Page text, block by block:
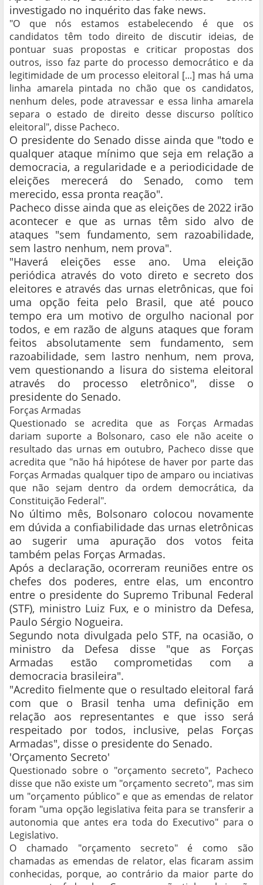
investigado no inquérito das fake news.
"O que nós estamos estabelecendo é que os
candidatos têm todo direito de discutir ideias, de
pontuar suas propostas e criticar propostas dos
outros, isso faz parte do processo democrático e da
legitimidade de um processo eleitoral [...] mas há uma
linha amarela pintada no chão que os candidatos,
nenhum deles, pode atravessar e essa linha amarela
separa o estado de direito desse discurso político
eleitoral", disse Pacheco.
O presidente do Senado disse ainda que "todo e
qualquer ataque mínimo que seja em relação a
democracia, a regularidade e a periodicidade de
eleições merecerá do Senado, como tem
merecido, essa pronta reação".
Pacheco disse ainda que as eleições de 2022 irão
acontecer e que as urnas têm sido alvo de
ataques "sem fundamento, sem razoabilidade,
sem lastro nenhum, nem prova".
"Haverá eleições esse ano. Uma eleição
periódica através do voto direto e secreto dos
eleitores e através das urnas eletrônicas, que foi
uma opção feita pelo Brasil, que até pouco
tempo era um motivo de orgulho nacional por
todos, e em razão de alguns ataques que foram
feitos absolutamente sem fundamento, sem
razoabilidade, sem lastro nenhum, nem prova,
vem questionando a lisura do sistema eleitoral
através do processo eletrônico", disse o
presidente do Senado.
Forças Armadas
Questionado se acredita que as Forças Armadas
dariam suporte a Bolsonaro, caso ele não aceite o
resultado das urnas em outubro, Pacheco disse que
acredita que "não há hipótese de haver por parte das
Forças Armadas qualquer tipo de amparo ou inciativas
que não sejam dentro da ordem democrática, da
Constituição Federal".
No último mês, Bolsonaro colocou novamente
em dúvida a confiabilidade das urnas eletrônicas
ao sugerir uma apuração dos votos feita
também pelas Forças Armadas.
Após a declaração, ocorreram reuniões entre os
chefes dos poderes, entre elas, um encontro
entre o presidente do Supremo Tribunal Federal
(STF), ministro Luiz Fux, e o ministro da Defesa,
Paulo Sérgio Nogueira.
Segundo nota divulgada pelo STF, na ocasião, o
ministro da Defesa disse "que as Forças
Armadas estão comprometidas com a
democracia brasileira".
"Acredito fielmente que o resultado eleitoral fará
com que o Brasil tenha uma definição em
relação aos representantes e que isso será
respeitado por todos, inclusive, pelas Forças
Armadas", disse o presidente do Senado.
'Orçamento Secreto'
Questionado sobre o "orçamento secreto", Pacheco
disse que não existe um "orçamento secreto", mas sim
um "orçamento público" e que as emendas de relator
foram "uma opção legislativa feita para se transferir a
autonomia que antes era toda do Executivo" para o
Legislativo.
O chamado "orçamento secreto" é como são
chamadas as emendas de relator, elas ficaram assim
conhecidas, porque, ao contrário da maior parte do